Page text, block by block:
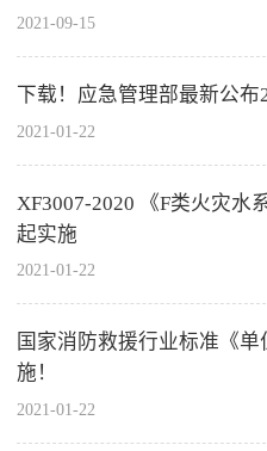
2021-09-15
下载！应急管理部最新公
2021-01-22
XF3007-2020 《F类火灾水
起实施
2021-01-22
国家消防救援行业标准《
施！
2021-01-22